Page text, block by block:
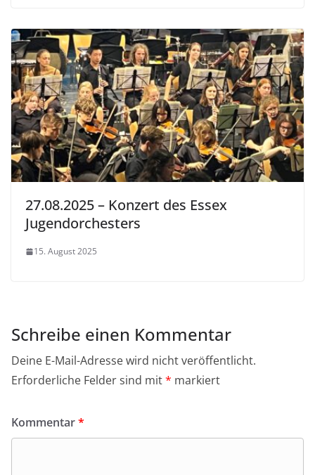
27.08.2025 – Konzert des Essex
Jugendorchesters
15. August 2025
Schreibe einen Kommentar
Deine E-Mail-Adresse wird nicht veröffentlicht.
Erforderliche Felder sind mit* markiert
Kommentar*